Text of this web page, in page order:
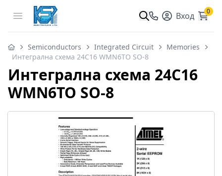
Open menu Вход 0
Semiconductors Integrated Circuit
Memories
Интегрална схема 24C16 WMN6TO SO-8
Интегрална схема 24C16
WMN6TO SO-8